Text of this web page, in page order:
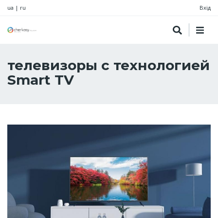
ua | ru Вхід
телевизоры с технологией
Smart TV